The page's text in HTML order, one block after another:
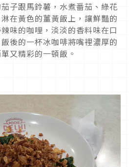
子跟馬鈴薯，水煮番茄、綠花
在黃色的薑黃飯上，讓鮮豔的
味的咖哩，淡淡的香料味在口
後的一杯冰咖啡將嘴裡濃厚的
又精彩的一頓飯。